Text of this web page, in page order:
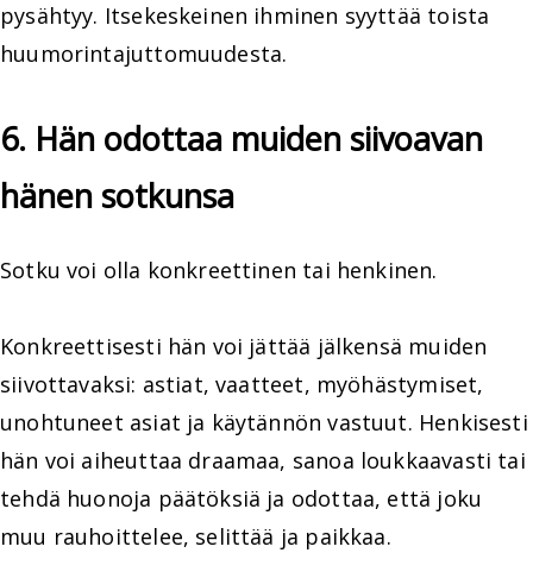
pysähtyy. Itsekeskeinen ihminen syyttää toista
huumorintajuttomuudesta.
6. Hän odottaa muiden siivoavan
hänen sotkunsa
Sotku voi olla konkreettinen tai henkinen.
Konkreettisesti hän voi jättää jälkensä muiden
siivottavaksi: astiat, vaatteet, myöhästymiset,
unohtuneet asiat ja käytännön vastuut. Henkisesti
hän voi aiheuttaa draamaa, sanoa loukkaavasti tai
tehdä huonoja päätöksiä ja odottaa, että joku
muu rauhoittelee, selittää ja paikkaa.